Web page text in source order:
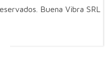
Buena Vibra SRL